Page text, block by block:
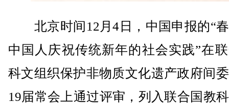
北京时间12月4日，中国申报的“
中国人庆祝传统新年的社会实践”在
科文组织保护非物质文化遗产政府间
19届常会上通过评审，列入联合国教